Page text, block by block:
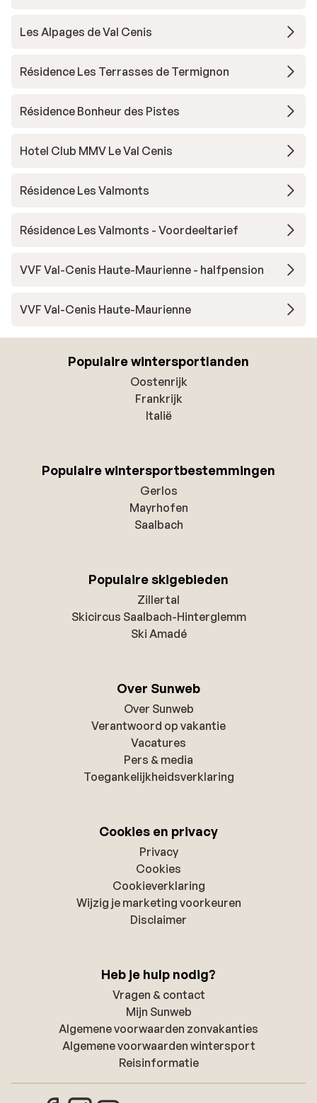
Les Alpages de Val Cenis
Résidence Les Terrasses de Termignon
Résidence Bonheur des Pistes
Hotel Club MMV Le Val Cenis
Résidence Les Valmonts
Résidence Les Valmonts - Voordeeltarief
VVF Val-Cenis Haute-Maurienne - halfpension
VVF Val-Cenis Haute-Maurienne
Populaire wintersportlanden
Oostenrijk
Frankrijk
Italië
Populaire wintersportbestemmingen
Gerlos
Mayrhofen
Saalbach
Populaire skigebieden
Zillertal
Skicircus Saalbach-Hinterglemm
Ski Amadé
Over Sunweb
Over Sunweb
Verantwoord op vakantie
Vacatures
Pers & media
Toegankelijkheidsverklaring
Cookies en privacy
Privacy
Cookies
Cookieverklaring
Wijzig je marketing voorkeuren
Disclaimer
Heb je hulp nodig?
Vragen & contact
Mijn Sunweb
Algemene voorwaarden zonvakanties
Algemene voorwaarden wintersport
Reisinformatie